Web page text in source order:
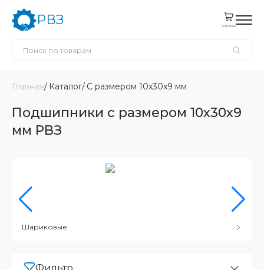
РВЗ корзина
Главная Каталог С размером 10x30x9 мм
Подшипники с размером 10x30x9
мм РВЗ
Шариковые